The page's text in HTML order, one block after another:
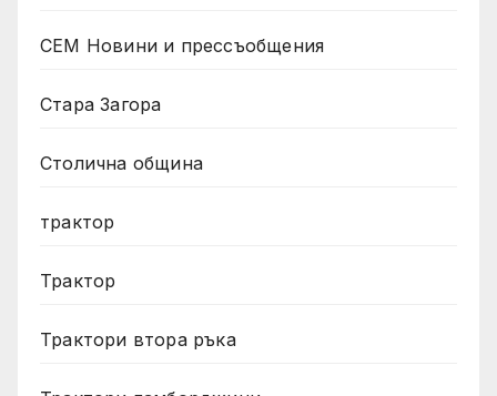
СЕМ Новини и прессъобщения
Стара Загора
Столична община
трактор
Трактор
Трактори втора ръка